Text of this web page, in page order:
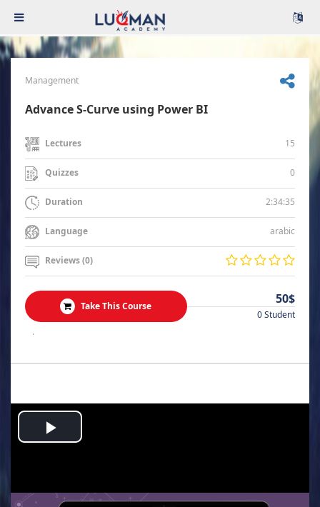
Management
Advance S-Curve using Power BI
Lectures 15
Quizzes 0
Duration 2:34:35
Language arabic
Reviews (0)
Take This Course 50$
0 Student
.
Play